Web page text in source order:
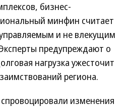
бизнес-
минфин считает
и не влекущим
предупреждают о
нагрузка ужесточит
региона.
изменения